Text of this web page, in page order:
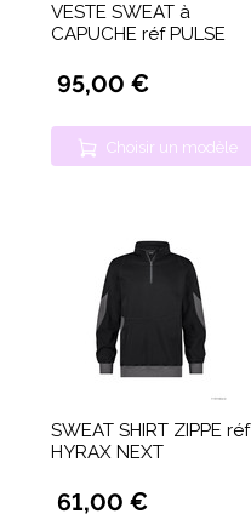
VESTE SWEAT à
CAPUCHE réf PULSE
95,00 €
Choisir un modèle
SWEAT SHIRT ZIPPE réf
HYRAX NEXT
61,00 €